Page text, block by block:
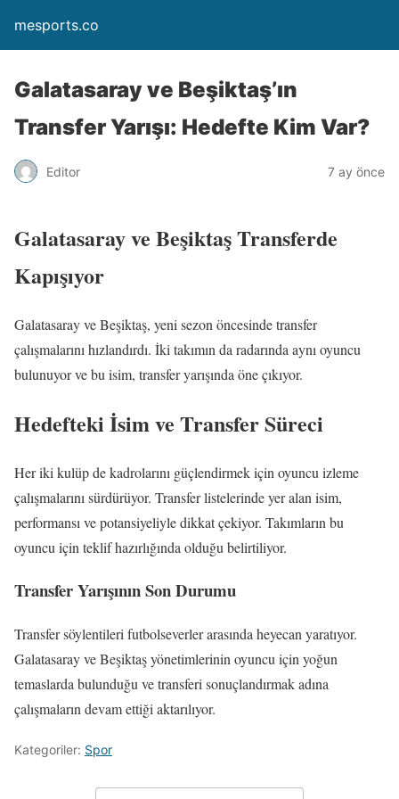
mesports.co
Galatasaray ve Beşiktaş’ın
Transfer Yarışı: Hedefte Kim Var?
Editor 7 ay önce
Galatasaray ve Beşiktaş Transferde
Kapışıyor
Galatasaray ve Beşiktaş, yeni sezon öncesinde transfer
çalışmalarını hızlandırdı. İki takımın da radarında aynı oyuncu
bulunuyor ve bu isim, transfer yarışında öne çıkıyor.
Hedefteki İsim ve Transfer Süreci
Her iki kulüp de kadrolarını güçlendirmek için oyuncu izleme
çalışmalarını sürdürüyor. Transfer listelerinde yer alan isim,
performansı ve potansiyeliyle dikkat çekiyor. Takımların bu
oyuncu için teklif hazırlığında olduğu belirtiliyor.
Transfer Yarışının Son Durumu
Transfer söylentileri futbolseverler arasında heyecan yaratıyor.
Galatasaray ve Beşiktaş yönetimlerinin oyuncu için yoğun
temaslarda bulunduğu ve transferi sonuçlandırmak adına
çalışmaların devam ettiği aktarılıyor.
Kategoriler: Spor